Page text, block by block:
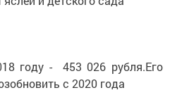
году - 453 026 рубля.Его
с 2020 года